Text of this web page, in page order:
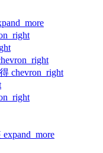
chevron_right
expand_more